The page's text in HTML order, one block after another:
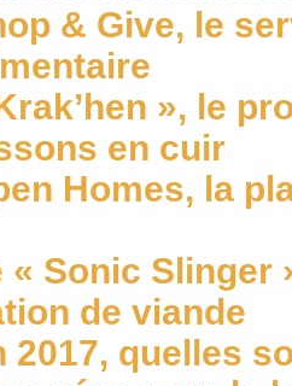
& Give, le
», le
en cuir
Homes, la
« Sonic Slinger
de viande
2017, quelles